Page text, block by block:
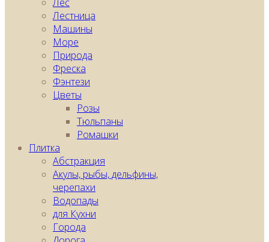
Лестница
Машины
Море
Природа
Фреска
Фэнтези
Цветы
Розы
Тюльпаны
Ромашки
Плитка
Абстракция
Акулы, рыбы, дельфины,
черепахи
Водопады
для Кухни
Города